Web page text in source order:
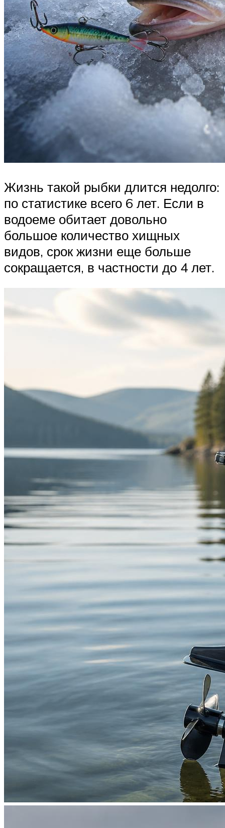
Жизнь такой рыбки длится недолго:
по статистике всего 6 лет. Если в
водоеме обитает довольно
большое количество хищных
видов, срок жизни еще больше
сокращается, в частности до 4 лет.